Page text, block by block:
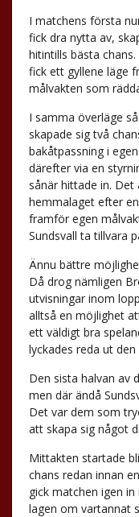
I matchens första
fick dra nytta av,
hitintills bästa
fick ett gyllene läge
målvakten som
I samma överläge
skapade sig två
bakåtpassning i
därefter via en
sånär hittade in.
hemmalaget efter
framför egen
Sundsvall ta tillvara
Ännu bättre
Då drog nämligen
utvisningar inom
alltså en möjlighet
ett väldigt bra
lyckades reda ut
Den sista halvan av
men där ändå
Det var dem som
att skapa sig något
Mittakten startade
chans redan innan
gick matchen igen
lagen om vartannat